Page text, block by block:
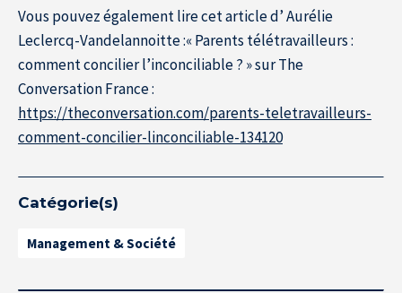
Vous pouvez également lire cet article d’ Aurélie
Leclercq-Vandelannoitte :« Parents télétravailleurs :
comment concilier l’inconciliable ? » sur The
Conversation France :
https://theconversation.com/parents-teletravailleurs-
comment-concilier-linconciliable-134120
Catégorie(s)
Management & Société